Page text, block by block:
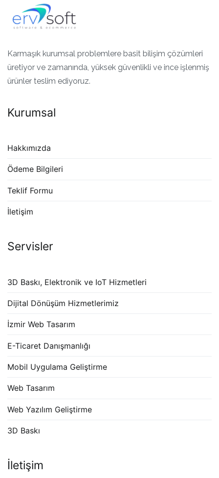
Karmaşık kurumsal problemlere basit bilişim çözümleri
üretiyor ve zamanında, yüksek güvenlikli ve ince işlenmiş
ürünler teslim ediyoruz.
Kurumsal
Hakkımızda
Ödeme Bilgileri
Teklif Formu
İletişim
Servisler
3D Baskı, Elektronik ve IoT Hizmetleri
Dijital Dönüşüm Hizmetlerimiz
İzmir Web Tasarım
E-Ticaret Danışmanlığı
Mobil Uygulama Geliştirme
Web Tasarım
Web Yazılım Geliştirme
3D Baskı
İletişim